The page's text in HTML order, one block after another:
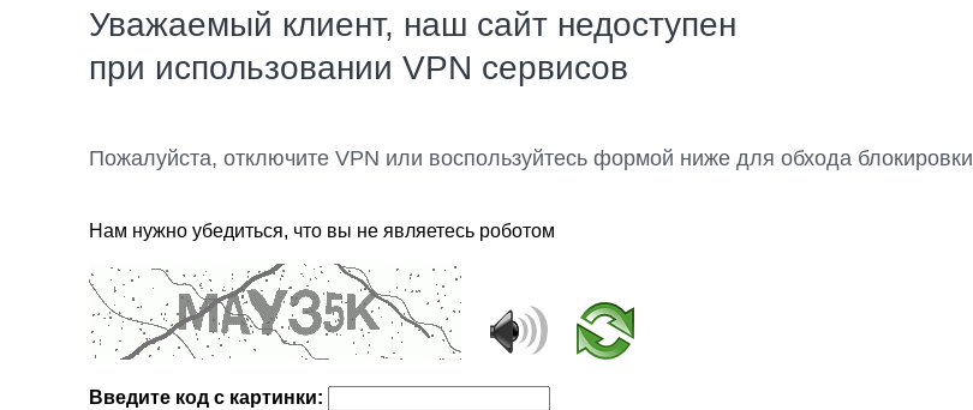
Уважаемый клиент, наш сайт недоступен
при использовании VPN сервисов
Пожалуйста, отключите VPN или воспользуйтесь формой ниже для обхода блокировки
Нам нужно убедиться, что вы не являетесь роботом
Введите код с картинки: